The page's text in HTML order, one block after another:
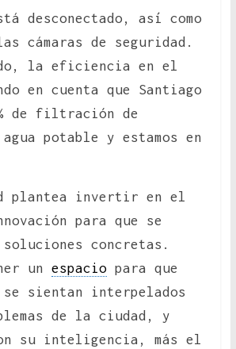
desconectado, así como
cámaras de seguridad.
la eficiencia en el
en cuenta que Santiago
de filtración de
potable y estamos en
plantea invertir en el
para que se
concretas.
un espaciopara que
sientan interpelados
de la ciudad, y
su inteligencia, más el